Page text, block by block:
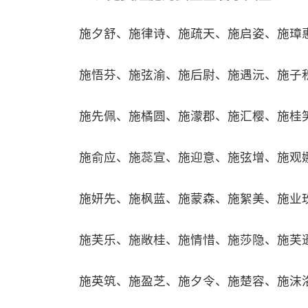
施夕舒、施律诗、施疏天、施启姿、施璋
施悟芬、施弦渝、施后尉、施遇沅、施子
施先佩、施橘圆、施濛郡、施汇樱、施桂
施俞应、施蕊宣、施迎意、施弦增、施观
施妍先、施枫蓝、施蒙森、施絮美、施业
施芙乐、施敞桂、施情惜、施莎隐、施芙
施英筑、施盈芝、施夕令、施楚容、施沫